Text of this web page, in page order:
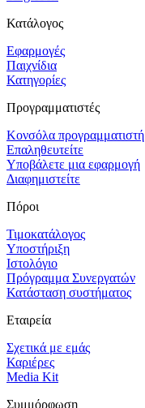
Κατάλογος
Εφαρμογές
Παιχνίδια
Κατηγορίες
Προγραμματιστές
Κονσόλα προγραμματιστή
Επαληθευτείτε
Υποβάλετε μια εφαρμογή
Διαφημιστείτε
Πόροι
Τιμοκατάλογος
Υποστήριξη
Ιστολόγιο
Πρόγραμμα Συνεργατών
Κατάσταση συστήματος
Εταιρεία
Σχετικά με εμάς
Καριέρες
Media Kit
Συμμόρφωση